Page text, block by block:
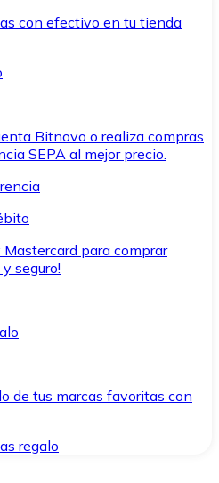
con efectivo en tu tienda
Bitnovo o realiza compras
SEPA al mejor precio.
para comprar
seguro!
de tus marcas favoritas con
regalo